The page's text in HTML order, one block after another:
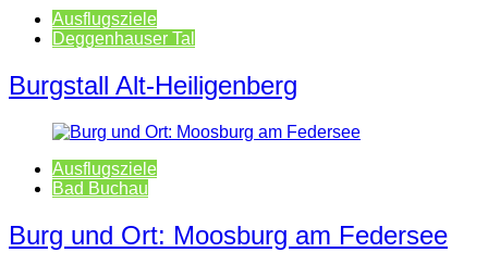
Ausflugsziele
Deggenhauser Tal
Burgstall Alt-Heiligenberg
Ausflugsziele
Bad Buchau
Burg und Ort: Moosburg am Federsee